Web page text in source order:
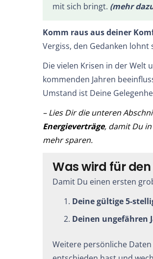
mit sich bringt. (mehr
Komm raus aus deiner
Vergiss, den Gedanken
Die vielen Krisen in der Welt
kommenden Jahren
Umstand ist Deine
– Lies Dir die unteren
Energieverträge, damit Du
mehr sparen.
Was wird für
Damit Du einen ersten
Deine gültige 5-
Deinen ungefähren
Weitere persönliche